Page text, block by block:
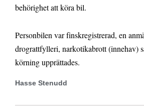
behörighet att köra bil.
Personbilen var finskregistrerad, en
drograttfylleri, narkotikabrott (innehav)
körning upprättades.
Hasse Stenudd